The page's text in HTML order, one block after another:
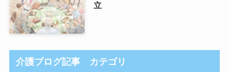
立
介護ブログ記事 カテゴリ